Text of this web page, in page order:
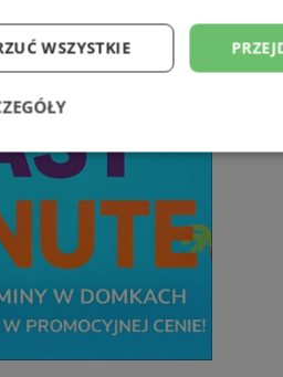
WSZYSTKIE
Wydajność
Niesklasyfikowane